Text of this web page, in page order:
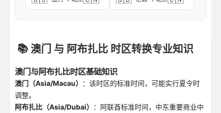
📚 澳门 与 阿布扎比 时区转换专业知识
澳门与阿布扎比时区基础知识
澳门（Asia/Macau）
：该时区的标准时间，可能实行夏令时
调整。
阿布扎比（Asia/Dubai）
：阿联酋标准时间，中东重要商业中